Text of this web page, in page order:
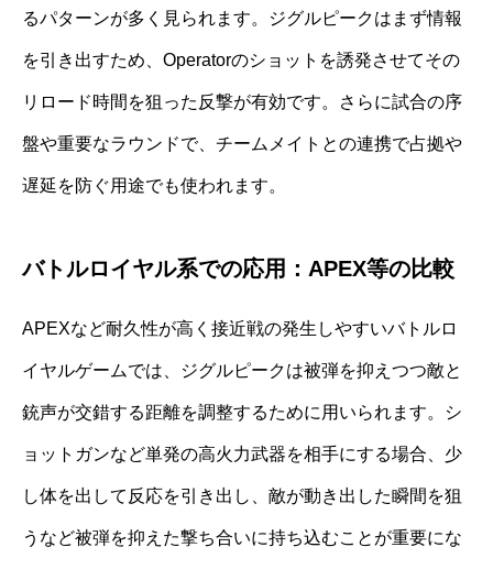
るパターンが多く見られます。ジグルピークはまず情報
を引き出すため、Operatorのショットを誘発させてその
リロード時間を狙った反撃が有効です。さらに試合の序
盤や重要なラウンドで、チームメイトとの連携で占拠や
遅延を防ぐ用途でも使われます。
バトルロイヤル系での応用：APEX等の比較
APEXなど耐久性が高く接近戦の発生しやすいバトルロ
イヤルゲームでは、ジグルピークは被弾を抑えつつ敵と
銃声が交錯する距離を調整するために用いられます。シ
ョットガンなど単発の高火力武器を相手にする場合、少
し体を出して反応を引き出し、敵が動き出した瞬間を狙
うなど被弾を抑えた撃ち合いに持ち込むことが重要にな